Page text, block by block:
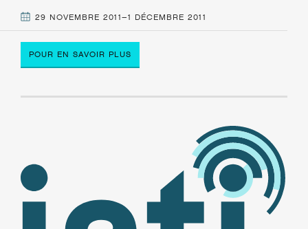
29 NOVEMBRE 2011–1 DÉCEMBRE 2011
POUR EN SAVOIR PLUS